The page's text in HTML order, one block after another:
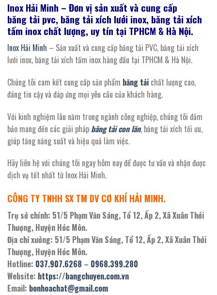
Inox Hải Minh – Đơn vị sản xuất và cung cấp
băng tải pvc, băng tải xích lưới inox, băng tải xích
tấm inox chất lượng, uy tín tại TPHCM & Hà Nội.
Inox Hải Minh – Sản xuất và cung cấp băng tải PVC, băng tải xích
lưới inox, băng tải xích tấm inox hàng đầu tại TPHCM & Hà Nội.
Chúng tôi cam kết cung cấp sản phẩm băng tải chất lượng cao,
đáng tin cậy và đáp ứng mọi yêu cầu của khách hàng.
Với kinh nghiệm lâu năm trong ngành công nghiệp, chúng tôi đảm
bảo mang đến các giải pháp băng tải con lăn, băng tải xích tối ưu,
giúp tăng năng suất và hiệu quả làm việc.
Hãy liên hệ với chúng tôi ngay hôm nay để được tư vấn và nhận được
dịch vụ tốt nhất từ Inox Hải Minh.
CÔNG TY TNHH SX TM DV CƠ KHÍ HẢI MINH.
Trụ sở chính: 51/5 Phạm Văn Sáng, Tổ 12, Ấp 2, Xã Xuân Thới
Thượng, Huyện Hóc Môn.
Địa chỉ xưởng: 51/5 Phạm Văn Sáng, Tổ 12, Ấp 2, Xã Xuân Thới
Thượng, Huyện Hóc Môn.
Hotline: 037.907.6268 – 0968.399.280
Website: https://bangchuyen.com.vn
Email: bonhoachat@gmail.com